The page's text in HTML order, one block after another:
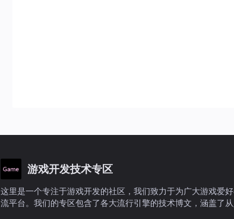
游戏开发技术专区
这里是一个专注于游戏开发的社区，我们致力于为广大游戏爱
流平台。我们的专区包含了各大流行引擎的技术博文，涵盖了